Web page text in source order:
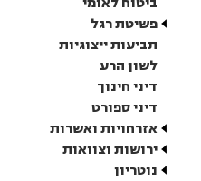
פשיטת רגל
תביעות ייצוגיות
לשון הרע
דיני חינוך
דיני ספורט
אזרחויות ואשרות
ירושות וצוואות
נוטריון